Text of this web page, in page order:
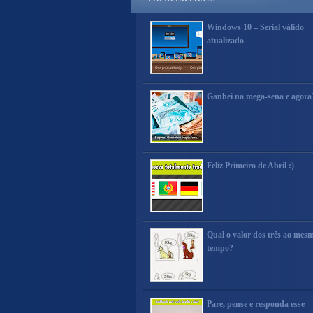
Windows 10 – Serial válido
atualizado
Ganhei na mega-sena e
Feliz Primeiro de Abril :)
Qual o valor dos três ao
tempo?
Pare, pense e responda esse